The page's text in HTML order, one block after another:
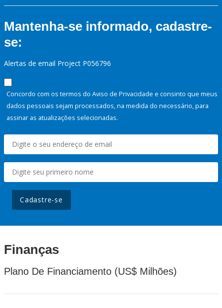
Mantenha-se informado, cadastre-
se:
Alertas de email Project P056796
Concordo com os termos do Aviso de Privacidade e consinto que meus
dados pessoais sejam processados, na medida do necessário, para
assinar as atualizações selecionadas.
Cadastre-se
Finanças
Plano De Financiamento (US$ Milhões)